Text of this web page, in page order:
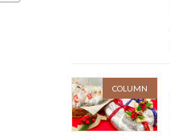
COLUMN